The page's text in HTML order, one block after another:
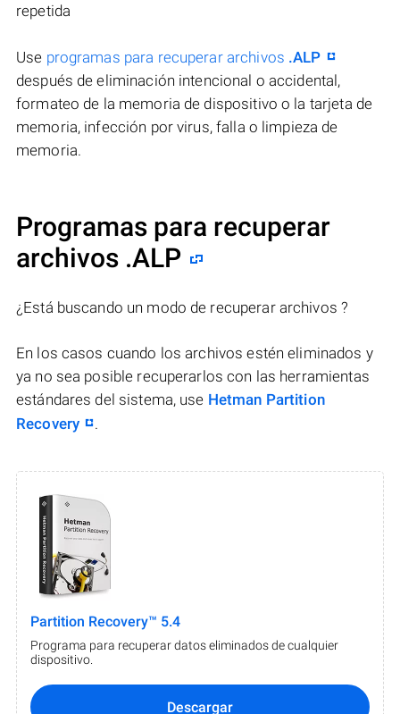
repetida
Use programas para recuperar archivos .ALP
después de eliminación intencional o accidental,
formateo de la memoria de dispositivo o la tarjeta de
memoria, infección por virus, falla o limpieza de
memoria.
Programas para recuperar
archivos .ALP
¿Está buscando un modo de recuperar archivos ?
En los casos cuando los archivos estén eliminados y
ya no sea posible recuperarlos con las herramientas
estándares del sistema, use Hetman Partition
Recovery
.
Partition Recovery™ 5.4
Programa para recuperar datos eliminados de cualquier
dispositivo.
Descargar